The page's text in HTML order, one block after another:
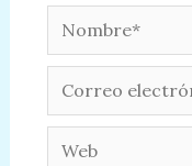
electrónico*